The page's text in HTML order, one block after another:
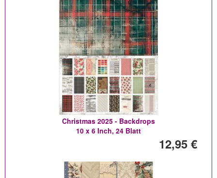
Christmas 2025 - Backdrops
10 x 6 Inch, 24 Blatt
12,95 €